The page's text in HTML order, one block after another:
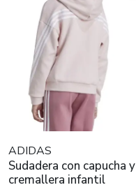
ADIDAS
Sudadera con capucha y
cremallera infantil